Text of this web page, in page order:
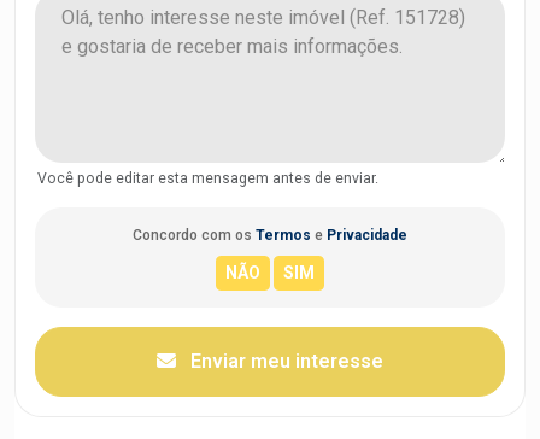
Você pode editar esta mensagem antes de enviar.
Concordo com os Termos e Privacidade
Enviar meu interesse